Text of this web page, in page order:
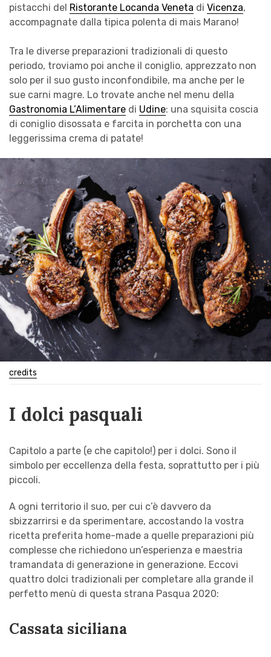
pistacchi del Ristorante Locanda Veneta di Vicenza,
accompagnate dalla tipica polenta di mais Marano!
Tra le diverse preparazioni tradizionali di questo
periodo, troviamo poi anche il coniglio, apprezzato non
solo per il suo gusto inconfondibile, ma anche per le
sue carni magre. Lo trovate anche nel menu della
Gastronomia L’Alimentare di Udine: una squisita coscia
di coniglio disossata e farcita in porchetta con una
leggerissima crema di patate!
credits
I dolci pasquali
Capitolo a parte (e che capitolo!) per i dolci. Sono il
simbolo per eccellenza della festa, soprattutto per i più
piccoli.
A ogni territorio il suo, per cui c’è davvero da
sbizzarrirsi e da sperimentare, accostando la vostra
ricetta preferita home-made a quelle preparazioni più
complesse che richiedono un’esperienza e maestria
tramandata di generazione in generazione. Eccovi
quattro dolci tradizionali per completare alla grande il
perfetto menù di questa strana Pasqua 2020:
Cassata siciliana